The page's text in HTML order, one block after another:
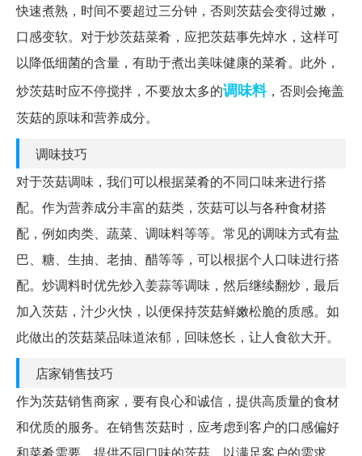
快速煮熟，时间不要超过三分钟，否则茨菇会变得过嫩，
口感变软。对于炒茨菇菜肴，应把茨菇事先焯水，这样可
以降低细菌的含量，有助于煮出美味健康的菜肴。此外，
炒茨菇时应不停搅拌，不要放太多的调味料，否则会掩盖
茨菇的原味和营养成分。
调味技巧
对于茨菇调味，我们可以根据菜肴的不同口味来进行搭
配。作为营养成分丰富的菇类，茨菇可以与各种食材搭
配，例如肉类、蔬菜、调味料等等。常见的调味方式有盐
巴、糖、生抽、老抽、醋等等，可以根据个人口味进行搭
配。炒调料时优先炒入姜蒜等调味，然后继续翻炒，最后
加入茨菇，汁少火快，以便保持茨菇鲜嫩松脆的质感。如
此做出的茨菇菜品味道浓郁，回味悠长，让人食欲大开。
店家销售技巧
作为茨菇销售商家，要有良心和诚信，提供高质量的食材
和优质的服务。在销售茨菇时，应考虑到客户的口感偏好